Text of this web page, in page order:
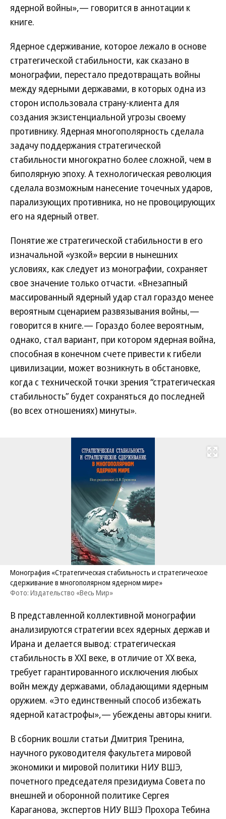
ядерной войны»,— говорится в аннотации к
книге.
Ядерное сдерживание, которое лежало в основе
стратегической стабильности, как сказано в
монографии, перестало предотвращать войны
между ядерными державами, в которых одна из
сторон использовала страну-клиента для
создания экзистенциальной угрозы своему
противнику. Ядерная многополярность сделала
задачу поддержания стратегической
стабильности многократно более сложной, чем в
биполярную эпоху. А технологическая революция
сделала возможным нанесение точечных ударов,
парализующих противника, но не провоцирующих
его на ядерный ответ.
Понятие же стратегической стабильности в его
изначальной «узкой» версии в нынешних
условиях, как следует из монографии, сохраняет
свое значение только отчасти. «Внезапный
массированный ядерный удар стал гораздо менее
вероятным сценарием развязывания войны,—
говорится в книге.— Гораздо более вероятным,
однако, стал вариант, при котором ядерная война,
способная в конечном счете привести к гибели
цивилизации, может возникнуть в обстановке,
когда с технической точки зрения “стратегическая
стабильность” будет сохраняться до последней
(во всех отношениях) минуты».
Развернуть
Монография «Стратегическая стабильность и стратегическое
сдерживание в многополярном ядерном мире»
Фото: Издательство «Весь Мир»
В представленной коллективной монографии
анализируются стратегии всех ядерных держав и
Ирана и делается вывод: стратегическая
стабильность в XXI веке, в отличие от XX века,
требует гарантированного исключения любых
войн между державами, обладающими ядерным
оружием. «Это единственный способ избежать
ядерной катастрофы»,— убеждены авторы книги.
В сборник вошли статьи Дмитрия Тренина,
научного руководителя факультета мировой
экономики и мировой политики НИУ ВШЭ,
почетного председателя президиума Совета по
внешней и оборонной политике Сергея
Караганова, экспертов НИУ ВШЭ Прохора Тебина